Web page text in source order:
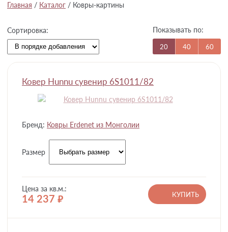
Главная / Каталог / Ковры-картины
Сортировка: Показывать по:
20 40 60
Ковер Hunnu сувенир 6S1011/82
Бренд: Ковры Erdenet из Монголии
Размер
Цена за кв.м.:
14 237 руб.
КУПИТЬ